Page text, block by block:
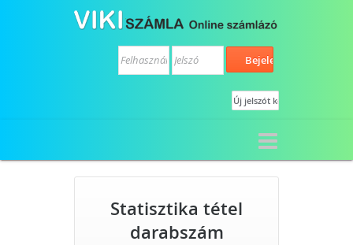
Statisztika tétel
darabszám